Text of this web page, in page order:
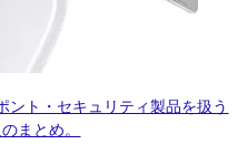
ント・セキュリティ製品を扱う
まとめ。